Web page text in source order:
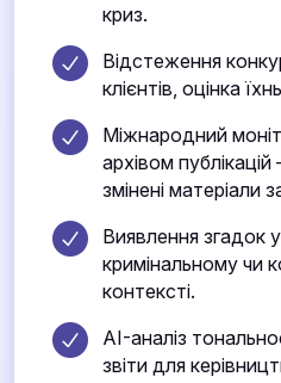
криз.
Відстеження
клієнтів, оцінка
Міжнародний
архівом
змінені матеріали
Виявлення згадок
кримінальному чи
контексті.
AI-аналіз
звіти для